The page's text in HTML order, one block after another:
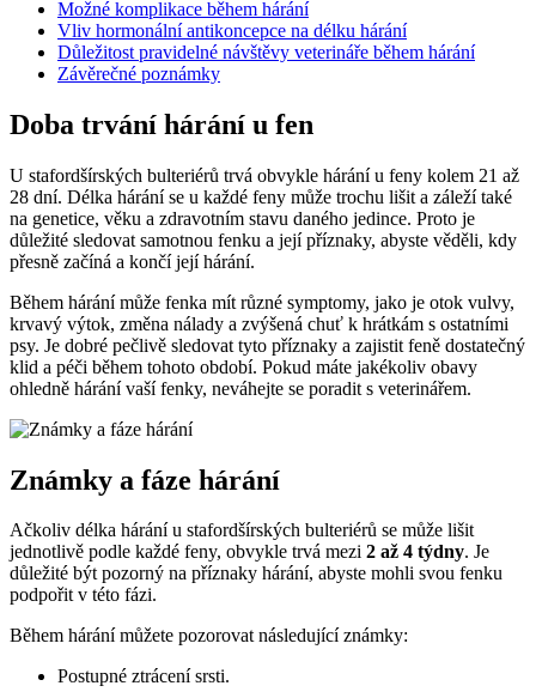
Možné komplikace během hárání
Vliv hormonální antikoncepce na délku hárání
Důležitost pravidelné návštěvy veterináře během hárání
Závěrečné poznámky
Doba trvání hárání u fen
U stafordšírských bulteriérů trvá obvykle hárání u feny kolem 21 až
28 dní. Délka hárání se u každé feny může trochu lišit a záleží také
na genetice, věku a zdravotním stavu daného jedince. Proto je
důležité sledovat samotnou fenku a její příznaky, abyste věděli, kdy
přesně začíná a končí její hárání.
Během hárání může fenka mít různé symptomy, jako je otok vulvy,
krvavý výtok, změna nálady a zvýšená chuť k hrátkám s ostatními
psy. Je dobré pečlivě sledovat tyto příznaky a zajistit feně dostatečný
klid a péči během tohoto období. Pokud máte jakékoliv obavy
ohledně hárání vaší fenky, neváhejte se poradit s veterinářem.
Známky a fáze hárání
Ačkoliv délka hárání u stafordšírských bulteriérů se může lišit
jednotlivě podle každé feny, obvykle trvá mezi 2 až 4 týdny. Je
důležité být pozorný na příznaky hárání, abyste mohli svou fenku
podpořit v této fázi.
Během hárání můžete pozorovat následující známky:
Postupné ztrácení srsti.